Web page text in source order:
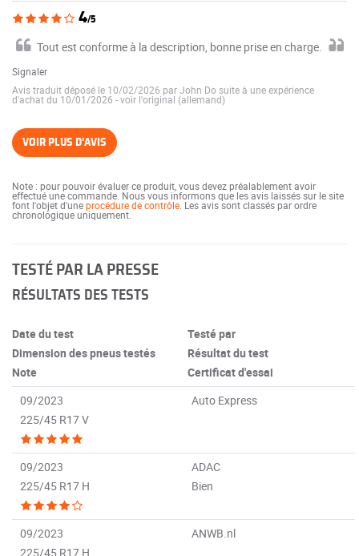
4/5
Tout est conforme à la description, bonne prise en charge.
Signaler
Avis traduit déposé le 10/02/2026 par John Do suite à une expérience
d'achat du 10/01/2026 -voir l'original (allemand)
VOIR PLUS D'AVIS
Note : pour pouvoir évaluer ce produit, vous devez préalablement avoir
effectué une commande. Nous vous informons que les avis laissés sur le site
font l'objet d'uneprocédure de contrôle . Les avis sont classés par ordre
chronologique uniquement.
TESTÉ PAR LA PRESSE
RÉSULTATS DES TESTS
Date du test
Testé par
Dimension des pneus testés
Résultat du test
Note
Certificat d'essai
09/2023
Auto Express
225/45 R17 V
09/2023
ADAC
225/45 R17 H
Bien
09/2023
ANWB.nl
225/45 R17 H